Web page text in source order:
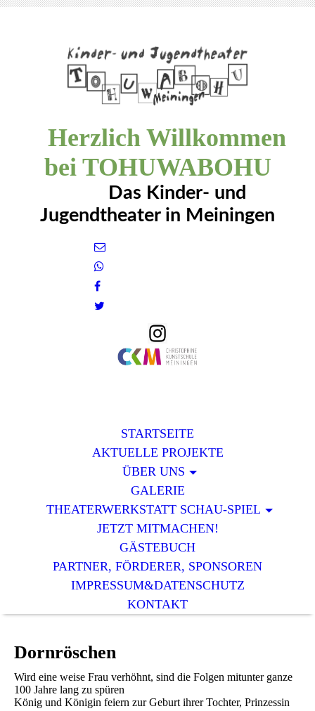
Herzlich Willkommen
bei TOHUWABOHU
Das Kinder- und
Jugendtheater in Meiningen
STARTSEITE
AKTUELLE PROJEKTE
ÜBER UNS
GALERIE
THEATERWERKSTATT SCHAU-SPIEL
JETZT MITMACHEN!
GÄSTEBUCH
PARTNER, FÖRDERER, SPONSOREN
IMPRESSUM&DATENSCHUTZ
KONTAKT
Dornröschen
Wird eine weise Frau verhöhnt, sind die Folgen mitunter ganze
100 Jahre lang zu spüren
König und Königin feiern zur Geburt ihrer Tochter, Prinzessin